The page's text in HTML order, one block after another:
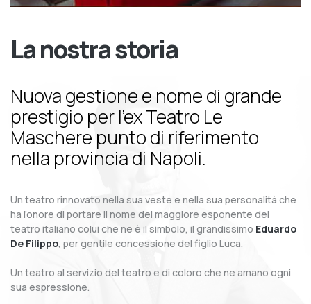
La nostra storia
Nuova gestione e nome di grande
prestigio per l’ex Teatro Le
Maschere punto di riferimento
nella provincia di Napoli.
Un teatro rinnovato nella sua veste e nella sua personalità che
ha l’onore di portare il nome del maggiore esponente del
teatro italiano colui che ne è il simbolo, il grandissimo Eduardo
De Filippo, per gentile concessione del figlio Luca.
Un teatro al servizio del teatro e di coloro che ne amano ogni
sua espressione.